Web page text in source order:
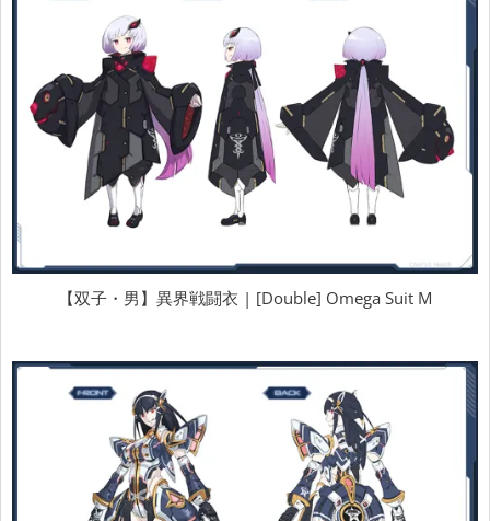
【双子・男】異界戦闘衣 | [Double] Omega Suit M